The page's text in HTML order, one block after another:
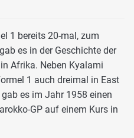
1 bereits 20-mal, zum
es in der Geschichte der
Afrika. Neben Kyalami
1 auch dreimal in East
es im Jahr 1958 einen
GP auf einem Kurs in